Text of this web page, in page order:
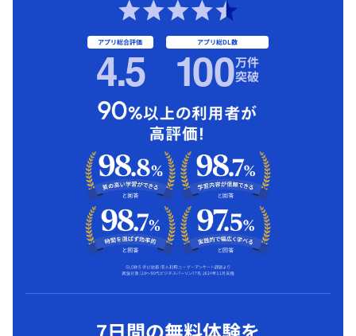
アプリ総合評価
4.5 アプリ総DL数
100万件
突破